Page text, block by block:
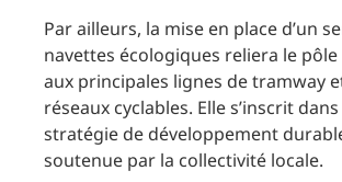
Par ailleurs, la mise en place d’un
navettes écologiques reliera le
aux principales lignes de tramway
réseaux cyclables. Elle s’inscrit
stratégie de développement
soutenue par la collectivité locale.